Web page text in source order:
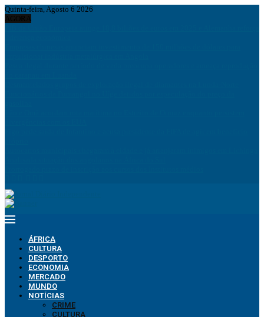
Quinta-feira, Agosto 6 2026
ÁFRICA
CULTURA
DESPORTO
ECONOMIA
MERCADO
MUNDO
NOTÍCIAS
CRIME
CULTURA